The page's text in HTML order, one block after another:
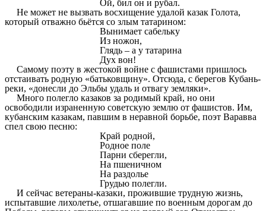
Ой, бил он и рубал.
Не может не вызвать восхищение удалой казак Голота,
который отважно бьётся со злым татарином:
Вынимает сабельку
Из ножон,
Глядь – а у татарина
Дух вон!
Самому поэту в жестокой войне с фашистами пришлось
отстаивать родную «батьковщину». Отсюда, с берегов Кубань-
реки, «донесли до Эльбы удаль и отвагу земляки».
Много полегло казаков за родимый край, но они
освободили израненную советскую землю от фашистов. Им,
кубанским казакам, павшим в неравной борьбе, поэт Варавва
спел свою песню:
Край родной,
Родное поле
Парни сберегли,
На пшеничном
На раздолье
Грудью полегли.
И сейчас ветераны-казаки, прожившие трудную жизнь,
испытавшие лихолетье, отшагавшие по военным дорогам до